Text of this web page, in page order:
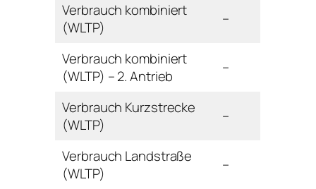
Verbrauch kombiniert
(WLTP)
–
Verbrauch kombiniert
(WLTP) – 2. Antrieb
–
Verbrauch Kurzstrecke
(WLTP)
–
Verbrauch Landstraße
(WLTP)
–